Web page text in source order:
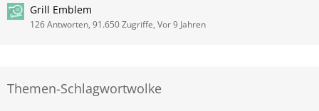
Grill Emblem
126 Antworten, 91.650 Zugriffe, Vor 9 Jahren
Themen-Schlagwortwolke